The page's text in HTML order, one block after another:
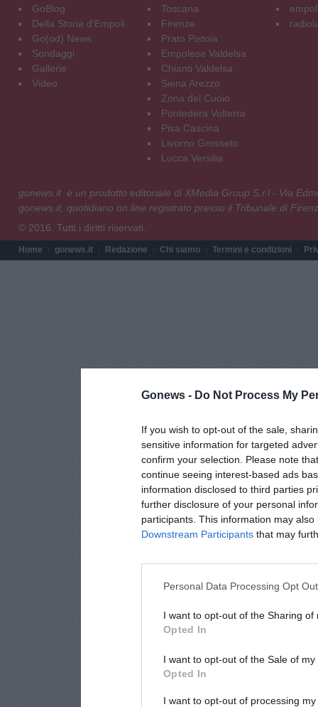
Gonews - Do Not Process My
If you wish to opt-out of the sale,
sensitive information for targeted
confirm your selection. Please note
continue seeing interest-based ads
information disclosed to third parties
further disclosure of your personal
participants. This information may
Downstream Participants that may
Personal Data Processing Opt
I want to opt-out of the Sharing of
Opted In
I want to opt-out of the Sale of
Opted In
I want to opt-out of processing
GoBlog
Della Storia d'Empoli
Go(od) News
Sondaggi
Gallerie
Video
Toscana
Firenze
Prato Pistoia
Empolese Valdelsa
Chianti Valdelsa
Siena Arezzo
Zona del Cuoio
Pontedera Volterra
Pisa Cascina
Livorno Grosseto
Lucca Versilia
gonews.it è un prodotto editoriale di XMedia Group S.r.l - Via
gonews.it, quotidiano on line registrato presso il Tribunale di
© 2016. Tutti i diritti riservati.
Home gonews.it Redazione Chi siamo Termini e condizioni